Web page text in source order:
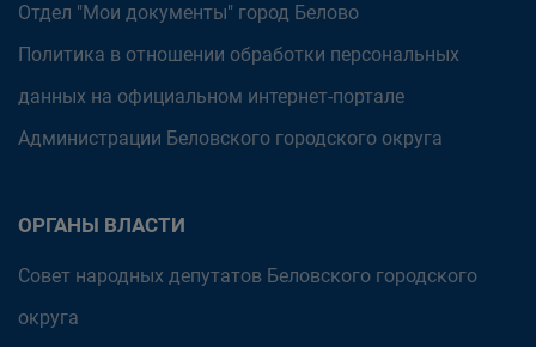
Отдел "Мои документы" город Белово
Политика в отношении обработки персональных
данных на официальном интернет-портале
Администрации Беловского городского округа
ОРГАНЫ ВЛАСТИ
Совет народных депутатов Беловского городского
округа